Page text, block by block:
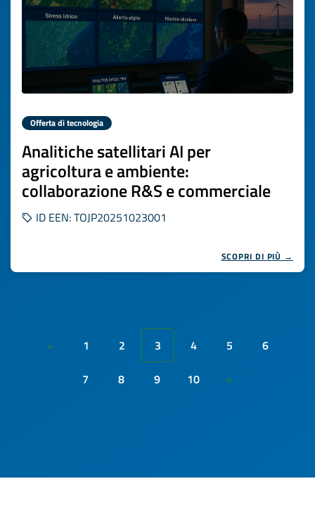
Offerta di tecnologia
Analitiche satellitari AI per
agricoltura e ambiente:
collaborazione R&S e commerciale
ID EEN: TOJP20251023001
SCOPRI DI PIÙ →
« 1 2 3 4 5
6
7
8 9 10 »